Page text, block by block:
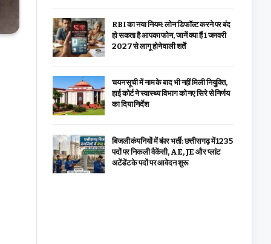
RBI का नया नियम: लोन डिफॉल्ट करने पर बंद
हो सकता है आपका फोन, जानें क्या हैं 1 जनवरी
2027 से लागू होने वाली शर्तें
चयन सूची में नाम के बाद भी नहीं मिली नियुक्ति,
हाई कोर्ट ने स्वास्थ्य विभाग को नए सिरे से निर्णय
का दिया निर्देश
बिजली कंपनियों में बंपर भर्ती: छत्तीसगढ़ में 1235
पदों पर निकली वैकेंसी, AE, JE और प्लांट
अटेंडेंट के पदों पर आवेदन शुरू